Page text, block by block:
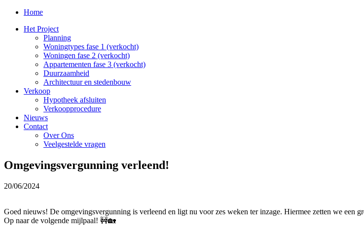
Home
Het Project
Planning
Woningtypes fase 1 (verkocht)
Woningen fase 2 (verkocht)
Appartementen fase 3 (verkocht)
Duurzaamheid
Architectuur en stedenbouw
Verkoop
Hypotheek afsluiten
Verkoopprocedure
Nieuws
Contact
Over Ons
Veelgestelde vragen
Omgevingsvergunning verleend!
20/06/2024
Goed nieuws! De omgevingsvergunning is verleend en ligt nu voor zes weken ter inzage. Hiermee zetten we een
Op naar de volgende mijlpaal! 🚧🏡